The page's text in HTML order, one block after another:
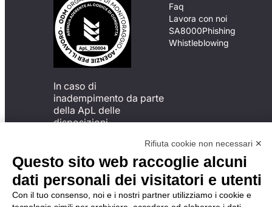
In caso di
inadempimento da parte
della ApL delle
disposizioni
possibile presentare un
reclamo
all’Organismo di
Monitoraggio utilizzando
una delle modalità
Faq
Lavora con noi
SA8000Phishing
Whistleblowing
Rifiuta cookie non necessari ✕
Questo sito web raccoglie alcuni
dati personali dei visitatori e utenti
Con il tuo consenso, noi e i nostri partner utilizziamo i cookie e